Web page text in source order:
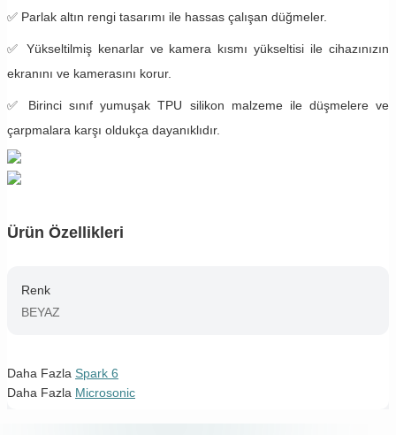
✅ Parlak altın rengi tasarımı ile hassas çalışan düğmeler.
✅ Yükseltilmiş kenarlar ve kamera kısmı yükseltisi ile cihazınızın
ekranını ve kamerasını korur.
✅ Birinci sınıf yumuşak TPU silikon malzeme ile düşmelere ve
çarpmalara karşı oldukça dayanıklıdır.
Ürün Özellikleri
Renk
BEYAZ
Daha Fazla Spark 6
Daha Fazla Microsonic